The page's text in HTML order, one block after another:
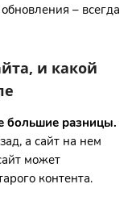
– всегда
и какой
большие разницы.
а сайт на нем
может
контента.